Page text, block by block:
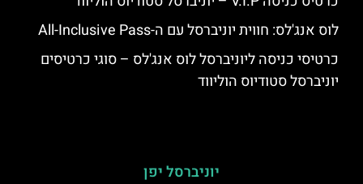
לוס אנג'לס: חווית יוניברסל עם ה-All-Inclusive Pass
כרטיסי כניסה ליוניברסל לוס אנג'לס – סוגי כרטיסים
יוניברסל סטודיוס הוליווד
יוניברסל יפן